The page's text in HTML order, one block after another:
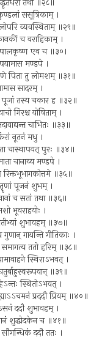
ससूत्रिकाम् ।
व्यवस्थिताम् ॥२९॥
च वराहिकाम् ।
एव च ॥३०।
मण्डपे ।
पिता तु लोमशम् ॥३१॥
सादरम् ।
तस्य चकार ह ॥३२॥
गिरश्च योषिताम् ।
चाभितः ॥३३॥
नूतनं मधु ।
चास्थापयत् पुरः ॥३४॥
चानाय्य मण्डपे ।
॥३५॥
पूजनं शुभम् ।
च सतां तथा ॥३६॥
भूवराहयोः ।
शुभावहम् ॥३७॥
गायन्ति गीतिकाः ।
समागत्य ततो हरिम् ॥३८॥
स्थिराऽभवत् ।
॥३९॥
स्थितोऽभवत् ।
प्रददौ प्रियम् ॥४०॥
ददौ शुभावहम् ।
शुद्धोदकेन च ॥४१॥
सौगन्धिकं ददौ ततः ।